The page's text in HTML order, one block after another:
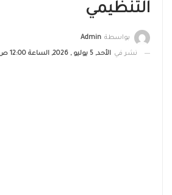
التنظيمي
بواسطة Admin
نشر في الأحد, 5 يوليو , 2026, الساعة 12:00 ص